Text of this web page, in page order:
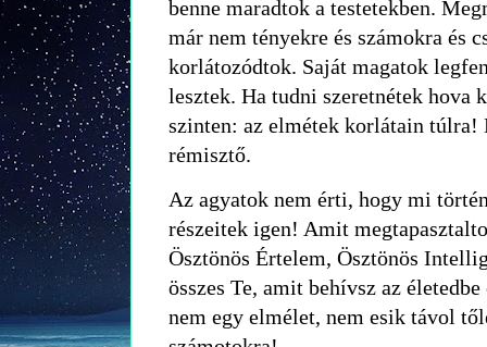
benne maradtok a testetekben.
már nem tényekre és számokra és
korlátozódtok. Saját magatok
lesztek. Ha tudni szeretnétek hova
szinten: az elmétek korlátain túlra!
rémisztő.
Az agyatok nem érti, hogy mi
részeitek igen! Amit
Ösztönös Értelem, Ösztönös
összes Te, amit behívsz az
nem egy elmélet, nem esik távol